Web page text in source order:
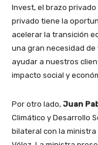
Invest, el brazo
privado tiene la
acelerar la transición
una gran necesidad de
ayudar a nuestros
impacto social y
Por otro lado, Juan
Climático y Desarrollo
bilateral con la ministra